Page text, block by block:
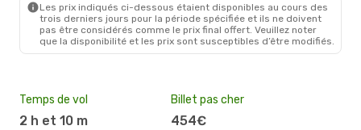
Les prix indiqués ci-dessous étaient disponibles au cours des
trois derniers jours pour la période spécifiée et ils ne doivent
pas être considérés comme le prix final offert. Veuillez noter
que la disponibilité et les prix sont susceptibles d’être modifiés.
Temps de vol
2 h et 10 m
Billet pas cher
454€